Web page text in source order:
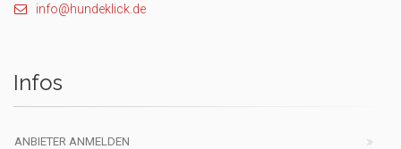
info@hundeklick.de
Infos
ANBIETER ANMELDEN